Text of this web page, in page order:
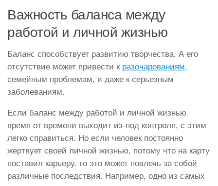
Важность баланса между
работой и личной жизнью
Баланс способствует развитию творчества. А его
отсутствие может привести к разочарованиям,
семейным проблемам, и даже к серьезным
заболеваниям.
Если баланс между работой и личной жизнью
время от времени выходит из-под контроля, с этим
легко справиться. Но если человек постоянно
жертвует своей личной жизнью, потому что на карту
поставил карьеру, то это может повлечь за собой
различные последствия. Например, одно из самых